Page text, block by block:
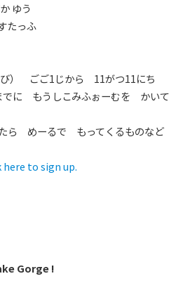
ゆう
たっふ
） ごご1じから 11がつ11にち
でに もうしこみふぉーむを かいて
ら めーるで もってくるものなど
here to sign up.
Gorge !